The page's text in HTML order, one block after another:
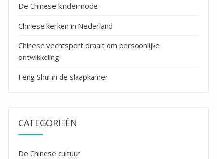
De Chinese kindermode
Chinese kerken in Nederland
Chinese vechtsport draait om persoonlijke
ontwikkeling
Feng Shui in de slaapkamer
CATEGORIEËN
De Chinese cultuur